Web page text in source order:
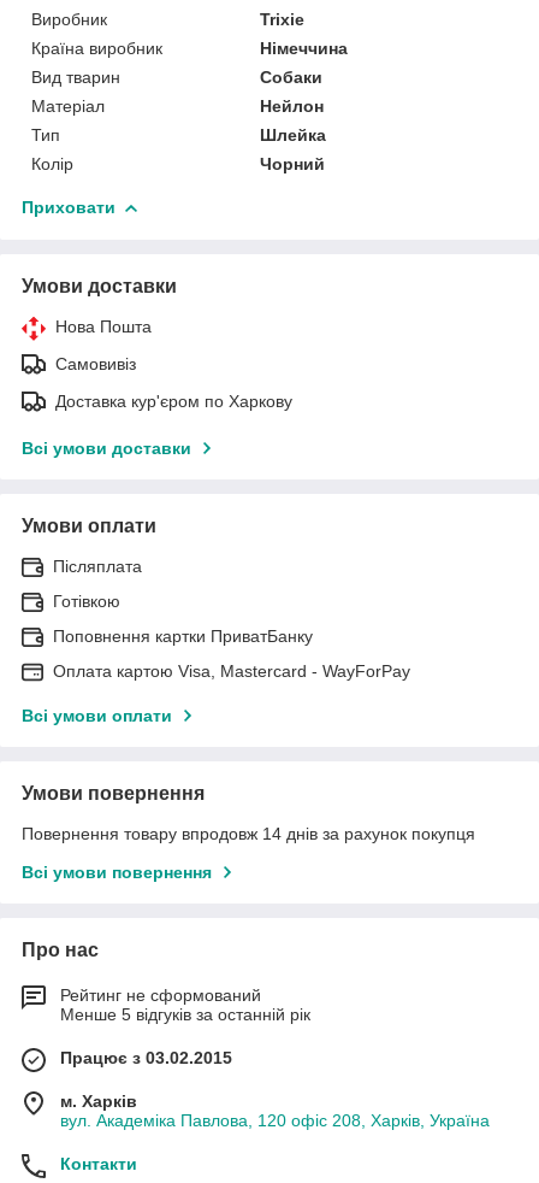
Виробник
Trixie
Країна виробник
Німеччина
Вид тварин
Собаки
Матеріал
Нейлон
Тип
Шлейка
Колір
Чорний
Приховати
Умови доставки
Нова Пошта
Самовивіз
Доставка кур'єром по Харкову
Всі умови доставки
Умови оплати
Післяплата
Готівкою
Поповнення картки ПриватБанку
Оплата картою Visa, Mastercard - WayForPay
Всі умови оплати
Умови повернення
Повернення товару впродовж 14 днів за рахунок покупця
Всі умови повернення
Про нас
Рейтинг не сформований
Менше 5 відгуків за останній рік
Працює з 03.02.2015
м. Харків
вул. Академіка Павлова, 120 офіс 208, Харків, Україна
Контакти